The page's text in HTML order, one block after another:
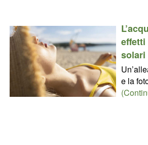
solari
e la